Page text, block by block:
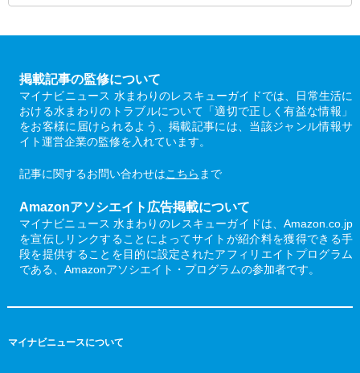
掲載記事の監修について
マイナビニュース 水まわりのレスキューガイドでは、日常生活に
おける水まわりのトラブルについて「適切で正しく有益な情報」
をお客様に届けられるよう、掲載記事には、当該ジャンル情報サ
イト運営企業の監修を入れています。
記事に関するお問い合わせはこちら まで
Amazonアソシエイト広告掲載について
マイナビニュース 水まわりのレスキューガイドは、Amazon.co.jp
を宣伝しリンクすることによってサイトが紹介料を獲得できる手
段を提供することを目的に設定されたアフィリエイトプログラム
である、Amazonアソシエイト・プログラムの参加者です。
マイナビニュースについて